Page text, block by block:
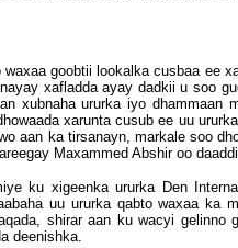
goobtii lookalka cusbaa ee
xafladda ayay dadkii u soo
xubnaha ururka iyo
xarunta cusub ee uu
aan ka tirsanayn, markale soo
Maxammed Abshir oo
ku xigeenka ururka Den
uu ururka qabto waxaa ka
shirar aan ku wacyi gelinno
deenishka.